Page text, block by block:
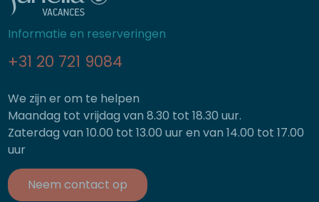
Informatie en reserveringen
+31 20 721 9084
We zijn er om te helpen
Maandag tot vrijdag van 8.30 tot 18.30 uur.
Zaterdag van 10.00 tot 13.00 uur en van 14.00 tot 17.00
uur
Neem contact op